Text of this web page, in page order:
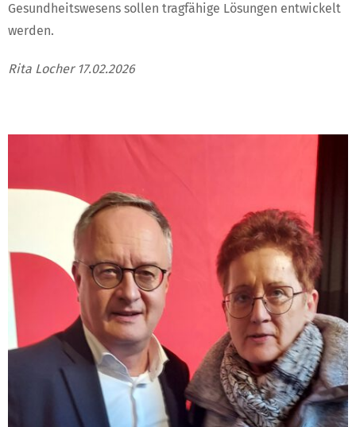
Gesundheitswesens sollen tragfähige Lösungen entwickelt
werden.
Rita Locher 17.02.2026